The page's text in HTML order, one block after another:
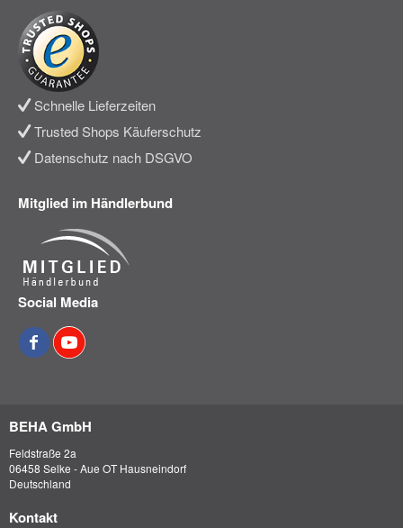
Schnelle Lieferzeiten
Trusted Shops Käuferschutz
Datenschutz nach DSGVO
Mitglied im Händlerbund
Social Media
BEHA GmbH
Feldstraße 2a
06458 Selke - Aue OT Hausneindorf
Deutschland
Kontakt